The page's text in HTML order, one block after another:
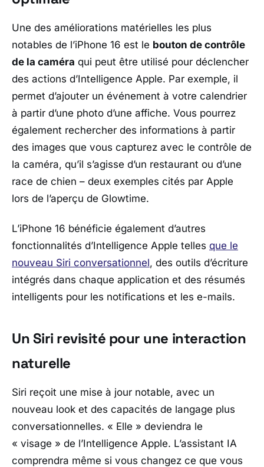
Une des améliorations matérielles les plus
notables de l’iPhone 16 est le bouton de contrôle
de la caméra qui peut être utilisé pour déclencher
des actions d’Intelligence Apple. Par exemple, il
permet d’ajouter un événement à votre calendrier
à partir d’une photo d’une affiche. Vous pourrez
également rechercher des informations à partir
des images que vous capturez avec le contrôle de
la caméra, qu’il s’agisse d’un restaurant ou d’une
race de chien – deux exemples cités par Apple
lors de l’aperçu de Glowtime.
L’iPhone 16 bénéficie également d’autres
fonctionnalités d’Intelligence Apple telles que le
nouveau Siri conversationnel, des outils d’écriture
intégrés dans chaque application et des résumés
intelligents pour les notifications et les e-mails.
Un Siri revisité pour une interaction
naturelle
Siri reçoit une mise à jour notable, avec un
nouveau look et des capacités de langage plus
conversationnelles. « Elle » deviendra le
« visage » de l’Intelligence Apple. L’assistant IA
comprendra même si vous changez ce que vous